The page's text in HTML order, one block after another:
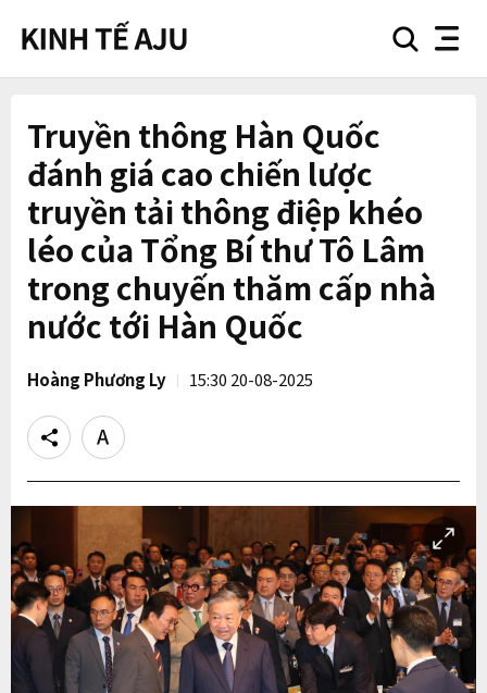
searchnav
Truyền thông Hàn Quốc
đánh giá cao chiến lược
truyền tải thông điệp khéo
léo của Tổng Bí thư Tô Lâm
trong chuyến thăm cấp nhà
nước tới Hàn Quốc
Hoàng Phương Ly 15:30 20-08-2025
Share
Text
size